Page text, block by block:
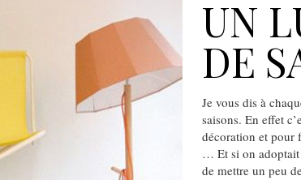
UN
DE
Je vous dis à
saisons. En effet
décoration et pour
… Et si on adoptait
de mettre un peu